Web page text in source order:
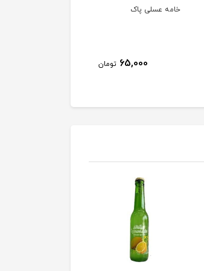
خامه عسلی پاک
65,000 تومان